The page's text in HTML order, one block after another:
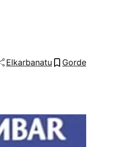
Elkarbanatu Gorde